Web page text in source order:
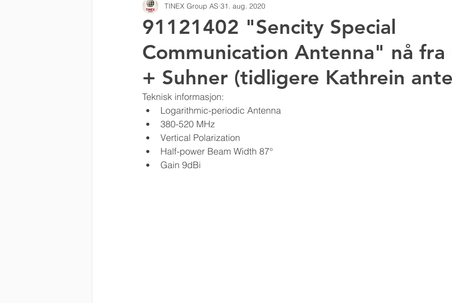
Alpha Wireless Aerials PrecisionWave
Kathrein Broadcast Scan Antenna Aerial Oy Kathrein Solutions
Kathrein DS EUPEN Kathrein Digital Systems Aldena Dual B
91121402 "Sencity Special
Communication Antenna" nå fra
+ Suhner (tidligere Kathrein
TINEX Group AS 31. aug. 2020
Teknisk informasjon:
Logarithmic-periodic Antenna
380-520 MHz
Vertical Polarization
Half-power Beam Width 87°
Gain 9dBi